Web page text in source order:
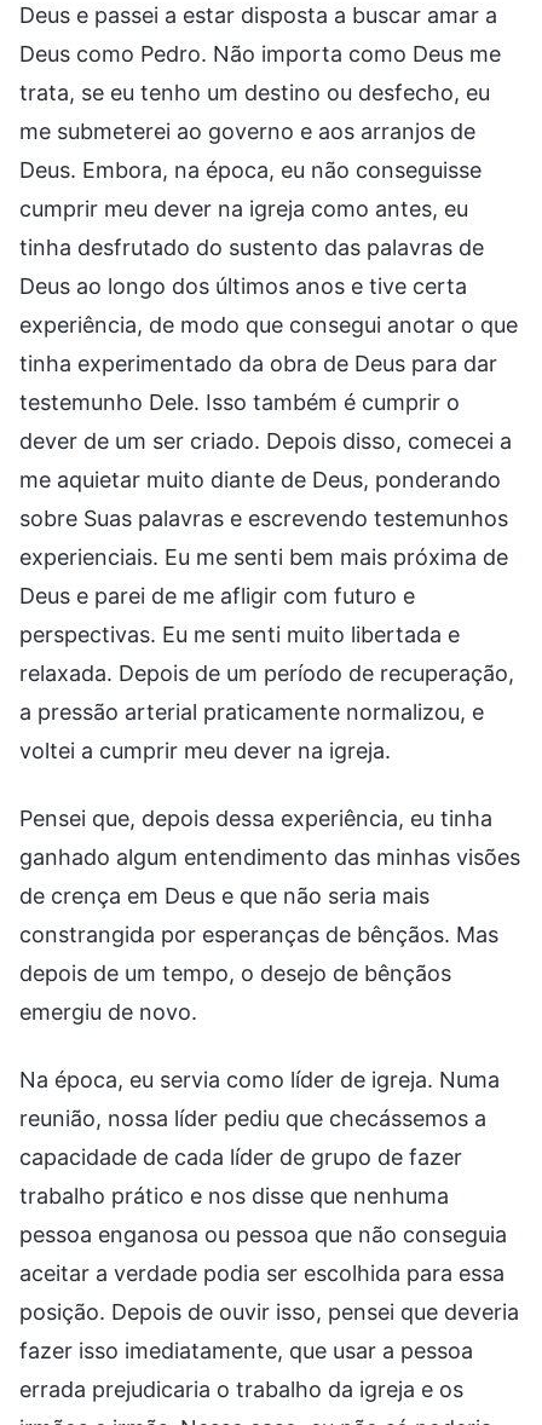
Deus e passei a estar disposta a buscar amar a
Deus como Pedro. Não importa como Deus me
trata, se eu tenho um destino ou desfecho, eu
me submeterei ao governo e aos arranjos de
Deus. Embora, na época, eu não conseguisse
cumprir meu dever na igreja como antes, eu
tinha desfrutado do sustento das palavras de
Deus ao longo dos últimos anos e tive certa
experiência, de modo que consegui anotar o que
tinha experimentado da obra de Deus para dar
testemunho Dele. Isso também é cumprir o
dever de um ser criado. Depois disso, comecei a
me aquietar muito diante de Deus, ponderando
sobre Suas palavras e escrevendo testemunhos
experienciais. Eu me senti bem mais próxima de
Deus e parei de me afligir com futuro e
perspectivas. Eu me senti muito libertada e
relaxada. Depois de um período de recuperação,
a pressão arterial praticamente normalizou, e
voltei a cumprir meu dever na igreja.
Pensei que, depois dessa experiência, eu tinha
ganhado algum entendimento das minhas visões
de crença em Deus e que não seria mais
constrangida por esperanças de bênçãos. Mas
depois de um tempo, o desejo de bênçãos
emergiu de novo.
Na época, eu servia como líder de igreja. Numa
reunião, nossa líder pediu que checássemos a
capacidade de cada líder de grupo de fazer
trabalho prático e nos disse que nenhuma
pessoa enganosa ou pessoa que não conseguia
aceitar a verdade podia ser escolhida para essa
posição. Depois de ouvir isso, pensei que deveria
fazer isso imediatamente, que usar a pessoa
errada prejudicaria o trabalho da igreja e os